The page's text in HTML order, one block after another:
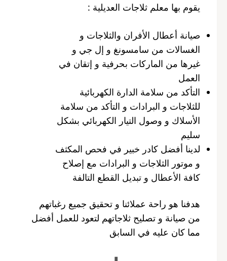
يقوم بها معلم ثلاجات العديلية :
صيانة أعطال الأفران والثلاجات و
الغسالات من سامسونغ و إل جي و
غيرها من الماركات بحرفية و إتقان في
العمل
التأكد من سلامة الدارة الكهربائية
للثلاجات و البرادات و التأكد من سلامة
الأسلاك و وصول التيار الكهربائي بشكل
سليم
لدينا أفضل كادر خبير في فحص المكثف
و موتور الثلاجات و البرادات مع إصلاح
كافة الأعطال و تبديل القطع التالفة
هدفنا هو راحة عملائنا و تحقيق جميع رغباتهم
من صيانة و تصليح ثلاجاتهم لتعود للعمل أفضل
مما كان عليه في السابق